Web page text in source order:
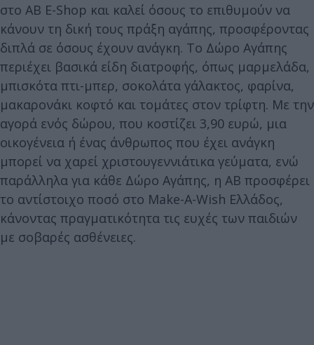
στο AB E-Shop και καλεί όσους το επιθυμούν να
κάνουν τη δική τους πράξη αγάπης, προσφέροντας
διπλά σε όσους έχουν ανάγκη. To Δώρο Αγάπης
περιέχει βασικά είδη διατροφής, όπως μαρμελάδα,
μπισκότα πτι-μπερ, σοκολάτα γάλακτος, φαρίνα,
μακαρονάκι κοφτό και τομάτες στον τρίφτη. Με την
αγορά ενός δώρου, που κοστίζει 3,90 ευρώ, μια
οικογένεια ή ένας άνθρωπος που έχει ανάγκη
μπορεί να χαρεί χριστουγεννιάτικα γεύματα, ενώ
παράλληλα για κάθε Δώρο Αγάπης, η ΑΒ προσφέρει
το αντίστοιχο ποσό στο Make-A-Wish Ελλάδος,
κάνοντας πραγματικότητα τις ευχές των παιδιών
με σοβαρές ασθένειες.